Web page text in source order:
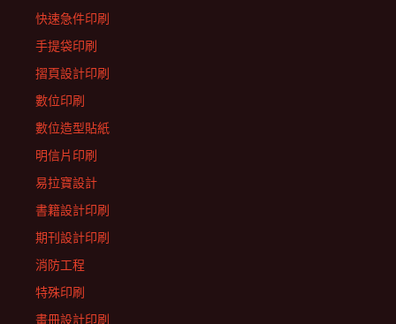
快速急件印刷
手提袋印刷
摺頁設計印刷
數位印刷
數位造型貼紙
明信片印刷
易拉寶設計
書籍設計印刷
期刊設計印刷
消防工程
特殊印刷
畫冊設計印刷